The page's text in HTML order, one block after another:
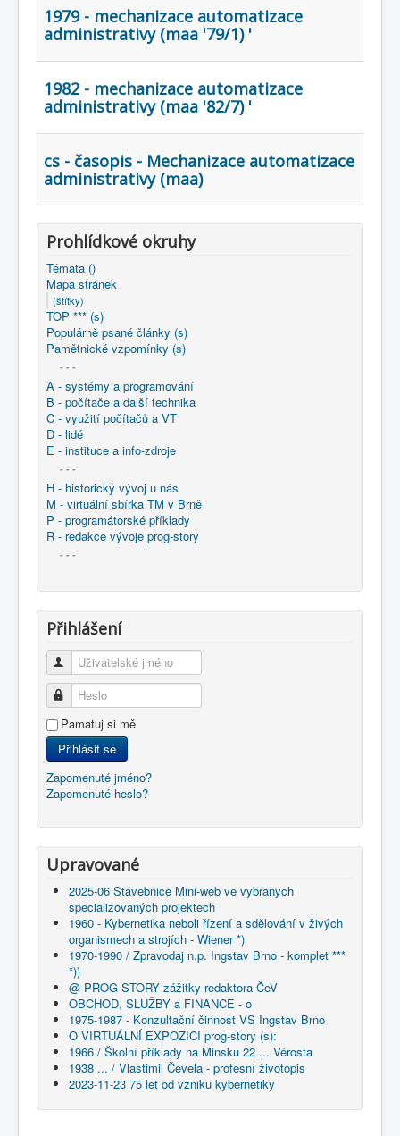
1979 - mechanizace automatizace
administrativy (maa '79/1) '
1982 - mechanizace automatizace
administrativy (maa '82/7) '
cs - časopis - Mechanizace automatizace
administrativy (maa)
Prohlídkové okruhy
Témata ()
Mapa stránek
(štítky)
TOP *** (s)
Populárně psané články (s)
Pamětnické vzpomínky (s)
- - -
A - systémy a programování
B - počítače a další technika
C - využití počítačů a VT
D - lidé
E - instituce a info-zdroje
- - -
H - historický vývoj u nás
M - virtuální sbírka TM v Brně
P - programátorské příklady
R - redakce vývoje prog-story
- - -
Přihlášení
Uživatelské jméno
Heslo
Pamatuj si mě
Přihlásit se
Zapomenuté jméno?
Zapomenuté heslo?
Upravované
2025-06 Stavebnice Mini-web ve vybraných
specializovaných projektech
1960 - Kybernetika neboli řízení a sdělování v živých
organismech a strojích - Wiener *)
1970-1990 / Zpravodaj n.p. Ingstav Brno - komplet ***
*))
@ PROG-STORY zážitky redaktora ČeV
OBCHOD, SLUŽBY a FINANCE - o
1975-1987 - Konzultační činnost VS Ingstav Brno
O VIRTUÁLNÍ EXPOZICI prog-story (s):
1966 / Školní příklady na Minsku 22 ... Vérosta
1938 ... / Vlastimil Čevela - profesní životopis
2023-11-23 75 let od vzniku kybernetiky